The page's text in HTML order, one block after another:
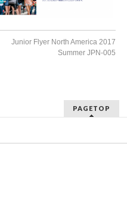
Junior Flyer North America 2017
Summer JPN-005
PAGETOP